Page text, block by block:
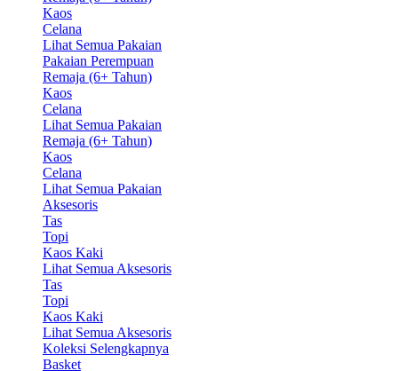
Kaos
Celana
Lihat Semua Pakaian
Pakaian Perempuan
Remaja (6+ Tahun)
Kaos
Celana
Lihat Semua Pakaian
Remaja (6+ Tahun)
Kaos
Celana
Lihat Semua Pakaian
Aksesoris
Tas
Topi
Kaos Kaki
Lihat Semua Aksesoris
Tas
Topi
Kaos Kaki
Lihat Semua Aksesoris
Koleksi Selengkapnya
Basket